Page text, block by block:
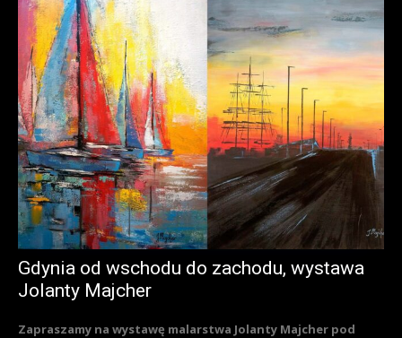
Gdynia od wschodu do zachodu, wystawa
Jolanty Majcher
Zapraszamy na wystawę malarstwa Jolanty Majcher pod